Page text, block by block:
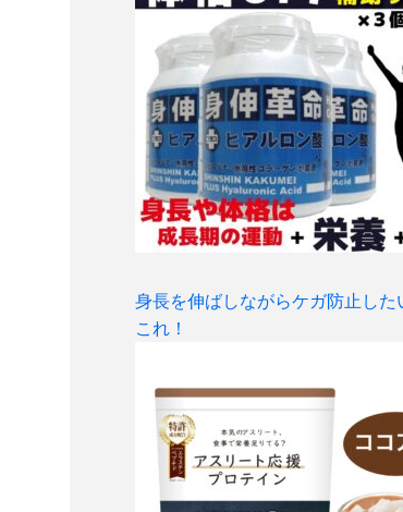
身長を伸ばしながらケガ防止した
これ！